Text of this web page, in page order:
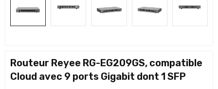
Routeur Reyee RG-EG209GS, compatible
Cloud avec 9 ports Gigabit dont 1 SFP